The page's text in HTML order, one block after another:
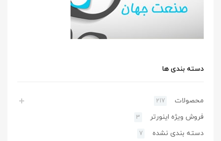
دسته بندی ها
محصولات 217
فروش ویژه اینورتر 3
دسته بندی نشده 7